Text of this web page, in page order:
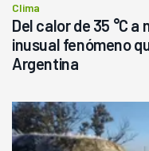
Clima
Del calor de 35 °C
inusual fenómeno
Argentina